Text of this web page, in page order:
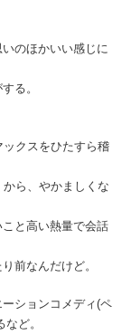
のほかいい感じに
る。
クスをひたすら稽
ら、やかましくな
と高い熱量で会話
前なんだけど。
ションコメディ(ペ
ど。